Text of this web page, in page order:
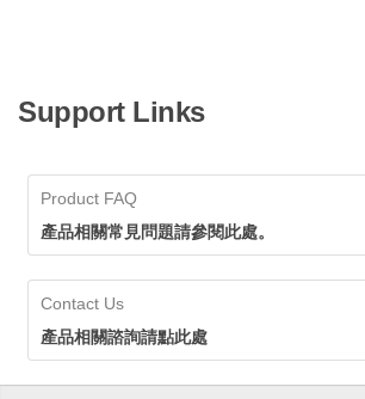
Support Links
Product FAQ
產品相關常見問題請參閱此處。
Contact Us
產品相關諮詢請點此處